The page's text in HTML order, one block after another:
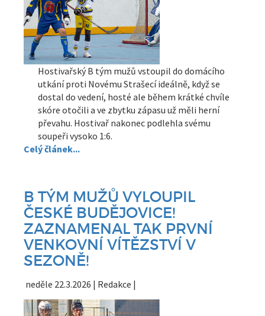
Hostivařský B tým mužů vstoupil do domácího
utkání proti Novému Strašecí ideálně, když se
dostal do vedení, hosté ale během krátké chvíle
skóre otočili a ve zbytku zápasu už měli herní
převahu. Hostivař nakonec podlehla svému
soupeři vysoko 1:6.
Celý článek...
B TÝM MUŽŮ VYLOUPIL
ČESKÉ BUDĚJOVICE!
ZAZNAMENAL TAK PRVNÍ
VENKOVNÍ VÍTĚZSTVÍ V
SEZONĚ!
neděle 22.3.2026 | Redakce |